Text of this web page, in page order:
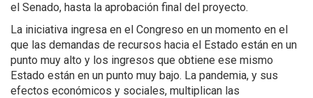
el Senado, hasta la aprobación final del proyecto.
La iniciativa ingresa en el Congreso en un momento en el
que las demandas de recursos hacia el Estado están en un
punto muy alto y los ingresos que obtiene ese mismo
Estado están en un punto muy bajo. La pandemia, y sus
efectos económicos y sociales, multiplican las